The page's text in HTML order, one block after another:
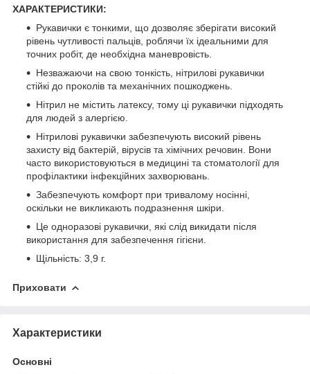
ХАРАКТЕРИСТИКИ:
Рукавички є тонкими, що дозволяє зберігати високий
рівень чутливості пальців, роблячи їх ідеальними для
точних робіт, де необхідна маневровість.
Незважаючи на свою тонкість, нітрилові рукавички
стійкі до проколів та механічних пошкоджень.
Нітрил не містить латексу, тому ці рукавички підходять
для людей з алергією.
Нітрилові рукавички забезпечують високий рівень
захисту від бактерій, вірусів та хімічних речовин. Вони
часто використовуються в медицині та стоматології для
профілактики інфекційних захворювань.
Забезпечують комфорт при тривалому носінні,
оскільки не викликають подразнення шкіри.
Це одноразові рукавички, які слід викидати після
використання для забезпечення гігієни.
Щільність: 3,9 г.
Приховати
Характеристики
Основні